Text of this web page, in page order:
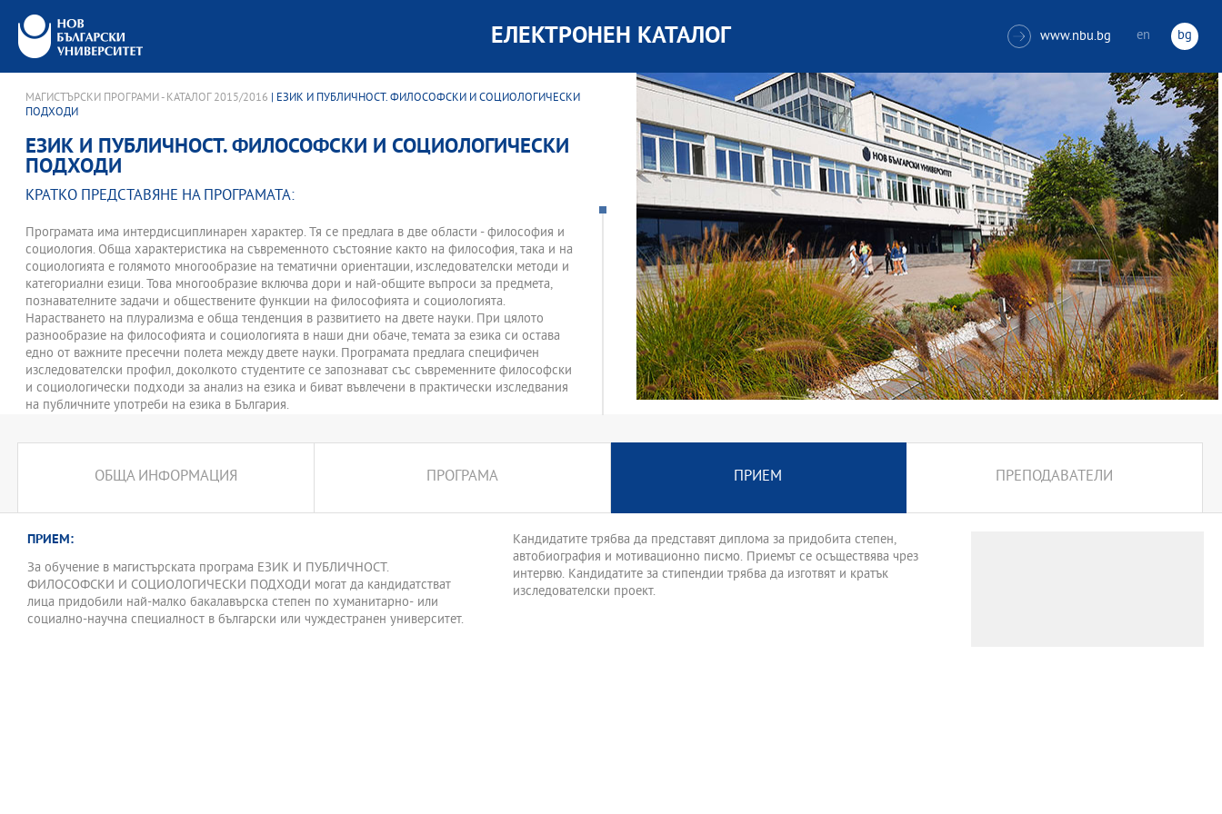
ЕЛЕКТРОНЕН КАТАЛОГ  www.nbu.bg en bg
МАГИСТЪРСКИ ПРОГРАМИ - КАТАЛОГ 2015/2016 | ЕЗИК И ПУБЛИЧНОСТ. ФИЛОСОФСКИ И СОЦИОЛОГИЧЕСКИ
ПОДХОДИ
ЕЗИК И ПУБЛИЧНОСТ. ФИЛОСОФСКИ И СОЦИОЛОГИЧЕСКИ
ПОДХОДИ
КРАТКО ПРЕДСТАВЯНЕ НА ПРОГРАМАТА:
Програмата има интердисциплинарен характер. Тя се предлага в две области - философия и
социология. Обща характеристика на съвременното състояние както на философия, така и на
социологията е голямото многообразие на тематични ориентации, изследователски методи и
категориални езици. Това многообразие включва дори и най-общите въпроси за предмета,
познавателните задачи и обществените функции на философията и социологията.
Нарастването на плурализма е обща тенденция в развитието на двете науки. При цялото
разнообразие на философията и социологията в наши дни обаче, темата за езика си остава
едно от важните пресечни полета между двете науки. Програмата предлага специфичен
изследователски профил, доколкото студентите се запознават със съвременните философски
и социологически подходи за анализ на езика и биват въвлечени в практически изследвания
на публичните употреби на езика в България.
ОБЩА ИНФОРМАЦИЯ ПРОГРАМА ПРИЕМ ПРЕПОДАВАТЕЛИ
ПРИЕМ:
За обучение в магистърската програма ЕЗИК И ПУБЛИЧНОСТ.
ФИЛОСОФСКИ И СОЦИОЛОГИЧЕСКИ ПОДХОДИ могат да кандидатстват
лица придобили най-малко бакалавърска степен по хуманитарно- или
социално-научна специалност в български или чуждестранен университет.
Кандидатите трябва да представят диплома за придобита степен,
автобиография и мотивационно писмо. Приемът се осъществява чрез
интервю. Кандидатите за стипендии трябва да изготвят и кратък
изследователски проект.